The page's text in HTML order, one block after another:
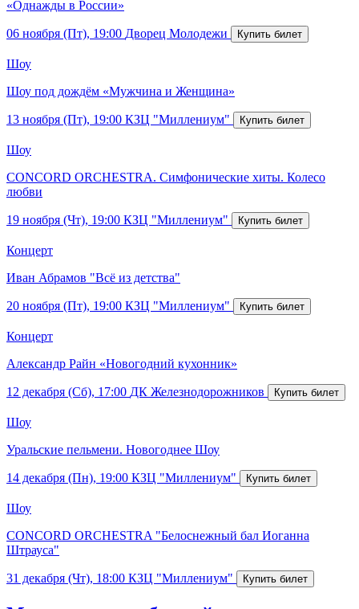
«Однажды в России»
06 ноября (Пт), 19:00 Дворец Молодежи
Шоу
Шоу под дождём «Мужчина и Женщина»
13 ноября (Пт), 19:00 КЗЦ "Миллениум"
Шоу
CONCORD ORCHESTRA. Симфонические хиты. Колесо
любви
19 ноября (Чт), 19:00 КЗЦ "Миллениум"
Концерт
Иван Абрамов "Всё из детства"
20 ноября (Пт), 19:00 КЗЦ "Миллениум"
Концерт
Александр Райн «Новогодний кухонник»
12 декабря (Сб), 17:00 ДК Железнодорожников
Шоу
Уральские пельмени. Новогоднее Шоу
14 декабря (Пн), 19:00 КЗЦ "Миллениум"
Шоу
CONCORD ORCHESTRA "Белоснежный бал Иоганна
Штрауса"
31 декабря (Чт), 18:00 КЗЦ "Миллениум"